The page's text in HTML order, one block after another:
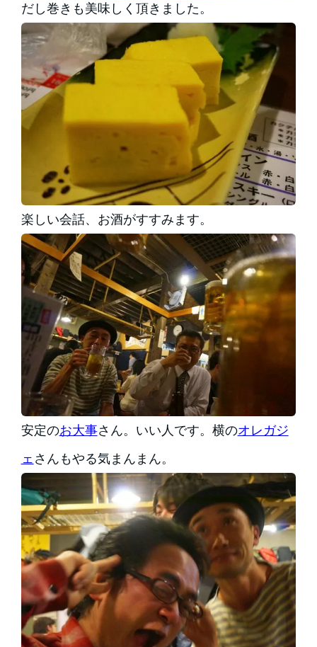
だし巻きも美味しく頂きました。
楽しい会話、お酒がすすみます。
安定のお大事さん。いい人です。横のオレガジ
ェ さんもやる気まんまん。